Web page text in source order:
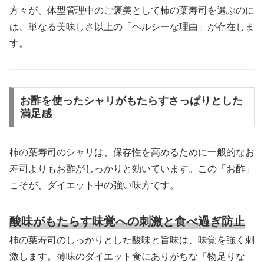
方々が、体型管理中のご褒美として柿の葉寿司を選ぶのに
は、単なる美味しさ以上の「ヘルシーな理由」が存在しま
す。
お酢を使ったシャリがもたらすさっぱりとした
満足感
柿の葉寿司のシャリは、保存性を高めるために一般的なお
寿司よりもお酢がしっかりと効いています。この「お酢」
こそが、ダイエット中の強い味方です。
酸味がもたらす味覚への刺激と食べ過ぎ防止
柿の葉寿司のしっかりとした酸味と旨味は、味覚を強く刺
激します。薄味のダイエット食にありがちな「物足りな